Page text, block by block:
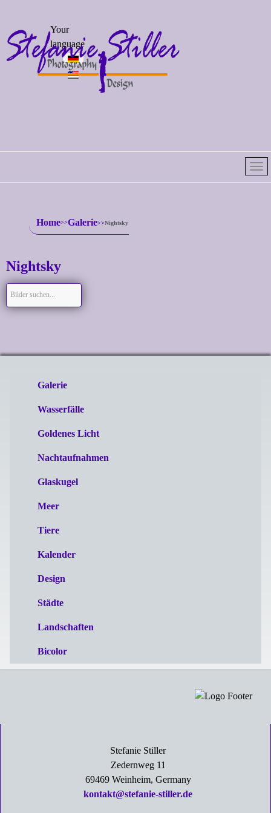
Select your
language
Your
language
Home Galerie Nightsky
Nightsky
Galerie
Wasserfälle
Goldenes Licht
Nachtaufnahmen
Glaskugel
Meer
Tiere
Kalender
Design
Städte
Landschaften
Bicolor
Stefanie Stiller
Zedernweg 11
69469 Weinheim, Germany
kontakt@stefanie-stiller.de